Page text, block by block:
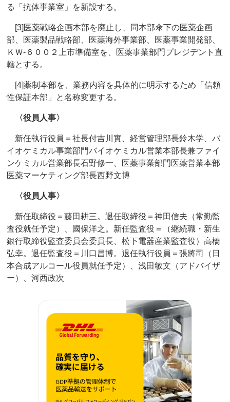
る「抗体事業室」を新設する。
[3]医薬戦略企画本部を廃止し、同本部傘下の医薬企画
部、医薬製品戦略部、医薬海外事業部、医薬事業開発部、
ＫＷ‐６００２上市準備室を、医薬事業部門プレジデント直
轄とする。
[4]薬制本部を、業務内容を具体的に明示するため「信頼
性保証本部」と名称変更する。
〈役員人事〉
新任執行役員＝社長付吉川實、経営管理部長鈴木学、バ
イオケミカル事業部門バイオケミカル営業本部長兼ファイ
ンケミカル営業部長石野修一、医薬事業部門医薬営業本部
医薬マーケティング部長西野文博
〈役員人事〉
新任取締役＝藤田耕三。退任取締役＝神田信夫（常勤監
査役就任予定）、國保洋之。新任監査役＝（継続職・新生
銀行取締役監査委員会委員長、松下電器産業監査役）高橋
弘幸。退任監査役＝川口昌博。退任執行役員＝張將司（日
本合成アルコール役員就任予定）、浅田敏文（アドバイザ
ー）、河西政次